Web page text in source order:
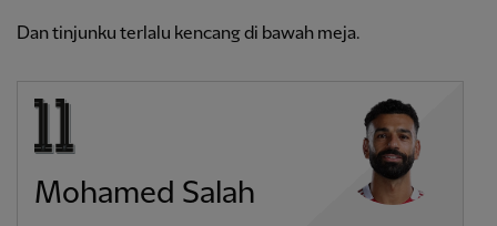
Dan tinjunku terlalu kencang di bawah meja.
Mohamed Salah